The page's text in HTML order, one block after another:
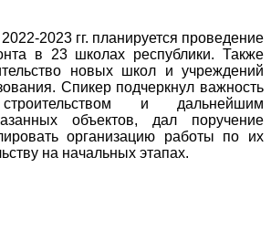
2023 гг. планируется проведение
в 23 школах республики. Также
новых школ и учреждений
Спикер подчеркнул важность
и дальнейшим
объектов, дал поручение
организацию работы по их
на начальных этапах.